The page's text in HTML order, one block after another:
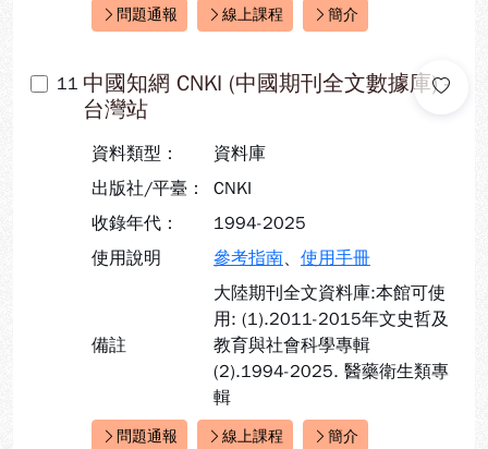
快速連結：
問題通報 線上課程 簡介
11 中國知網 CNKI (中國期刊全文數據庫) -
台灣站
資料類型：
資料庫
出版社/平臺：
CNKI
收錄年代：
1994-2025
使用說明
參考指南、 使用手冊
備註
大陸期刊全文資料庫:本館可使
用: (1).2011-2015年文史哲及
教育與社會科學專輯
(2).1994-2025. 醫藥衛生類專
輯
問題通報 線上課程 簡介